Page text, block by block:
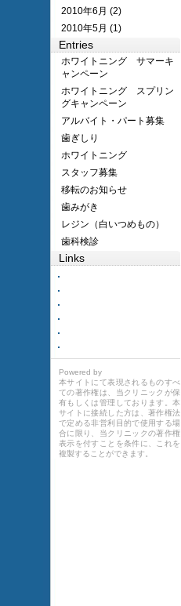
2010年6月 (2)
2010年5月 (1)
Entries
ホワイトニング サマーキ
ャンペーン
ホワイトニング スプリン
グキャンペーン
アルバイト・パート募集
歯ぎしり
ホワイトニング
スタッフ募集
移転のお知らせ
歯みがき
レジン（白いつめもの）
歯科検診
Links
Powered by
本サイトにて表現されるものすべ
ての著作権は、当クリニックが保
有もしくは管理しております。本
サイトに接続した方は、著作権法
で定める非営利目的で使用する場
合に限り、当クリニックの著作権
表示を付すことを条件に、これを
複製することができます。